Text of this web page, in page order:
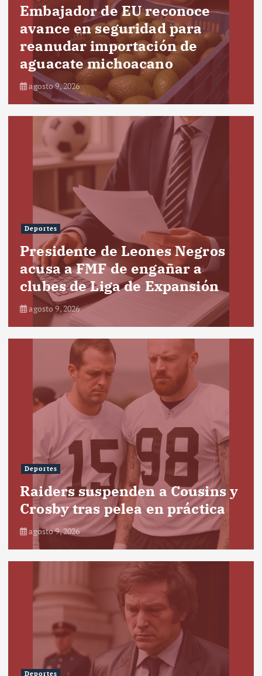
Embajador de EU reconoce
avance en seguridad para
reanudar importación de
aguacate michoacano
agosto 9, 2026
Deportes
Presidente de Leones Negros
acusa a FMF de engañar a
clubes de Liga de Expansión
agosto 9, 2026
Deportes
Raiders suspenden a Cousins y
Crosby tras pelea en práctica
agosto 9, 2026
Deportes